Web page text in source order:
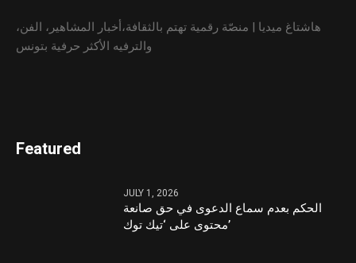
هاشتاغ ميديا | منصّة رقمية تهتم بالثقافة،أخبار المشاهير، الفن،
والترفيه الأكثر حرفية بتونس
Featured
JULY 1, 2026
الحكم بعدم سماع الدعوى في حق صانعة
محتوى على ‘تيك توك’